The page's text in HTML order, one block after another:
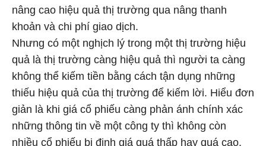
nâng cao hiệu quả thị trường qua nâng thanh
khoản và chi phí giao dịch.
Nhưng có một nghịch lý trong một thị trường hiệu
quả là thị trường càng hiệu quả thì người ta càng
không thể kiếm tiền bằng cách tận dụng những
thiếu hiệu quả của thị trường để kiếm lời. Hiểu đơn
giản là khi giá cổ phiếu càng phản ánh chính xác
những thông tin về một công ty thì không còn
nhiều cổ phiếu bị định giá quá thấp hay quá cao,